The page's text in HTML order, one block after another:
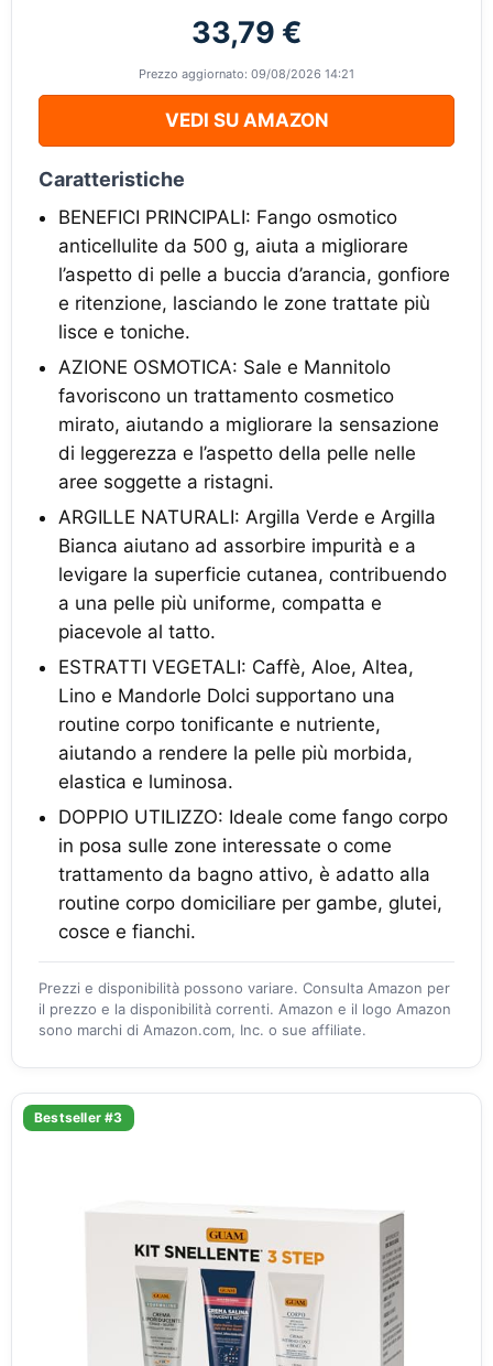
33,79 €
Prezzo aggiornato: 09/08/2026 14:21
VEDI SU AMAZON
Caratteristiche
BENEFICI PRINCIPALI: Fango osmotico
anticellulite da 500 g, aiuta a migliorare
l’aspetto di pelle a buccia d’arancia, gonfiore
e ritenzione, lasciando le zone trattate più
lisce e toniche.
AZIONE OSMOTICA: Sale e Mannitolo
favoriscono un trattamento cosmetico
mirato, aiutando a migliorare la sensazione
di leggerezza e l’aspetto della pelle nelle
aree soggette a ristagni.
ARGILLE NATURALI: Argilla Verde e Argilla
Bianca aiutano ad assorbire impurità e a
levigare la superficie cutanea, contribuendo
a una pelle più uniforme, compatta e
piacevole al tatto.
ESTRATTI VEGETALI: Caffè, Aloe, Altea,
Lino e Mandorle Dolci supportano una
routine corpo tonificante e nutriente,
aiutando a rendere la pelle più morbida,
elastica e luminosa.
DOPPIO UTILIZZO: Ideale come fango corpo
in posa sulle zone interessate o come
trattamento da bagno attivo, è adatto alla
routine corpo domiciliare per gambe, glutei,
cosce e fianchi.
Prezzi e disponibilità possono variare. Consulta Amazon per
il prezzo e la disponibilità correnti. Amazon e il logo Amazon
sono marchi di Amazon.com, Inc. o sue affiliate.
Bestseller #3